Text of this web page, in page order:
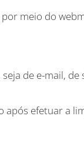
meio do
de e-mail, de
após efetuar a